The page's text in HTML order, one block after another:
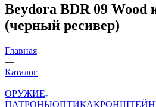
Beydora BDR 09 Wood
(черный ресивер)
Главная
—
Каталог
—
ОРУЖИЕ
ПАТРОНЫОПТИКА